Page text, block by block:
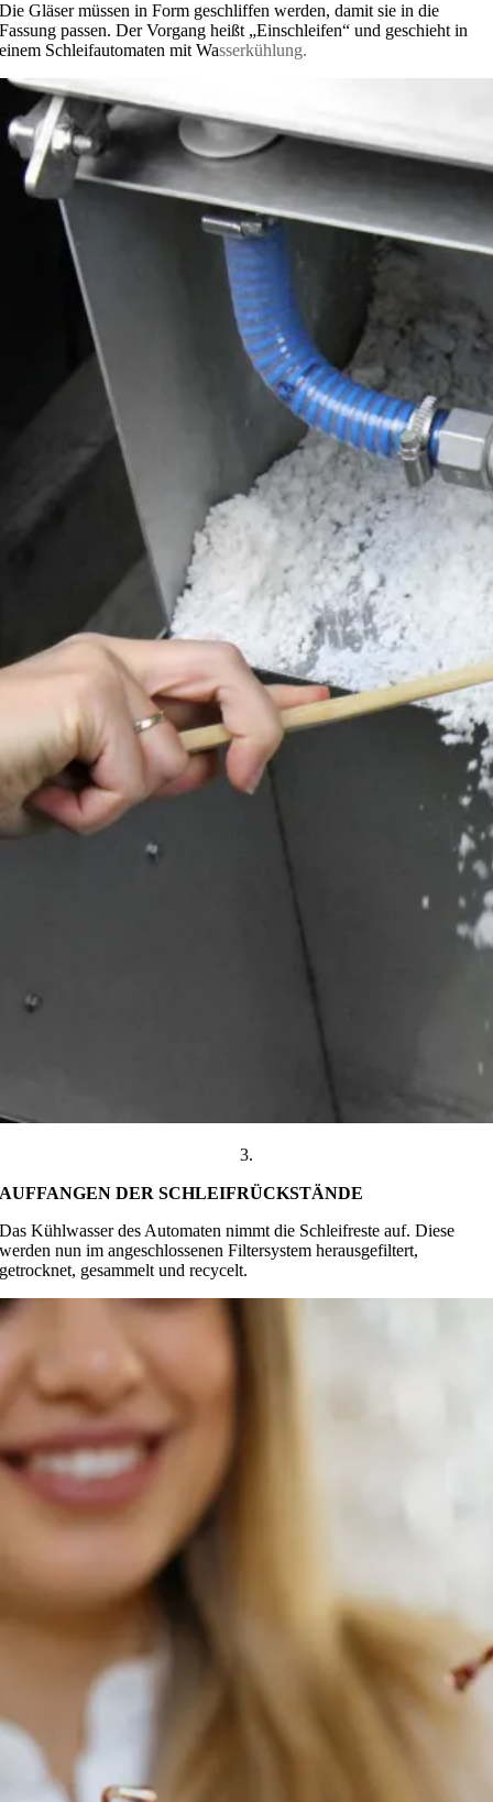
Die Gläser müssen in Form geschliffen werden, damit sie in die
Fassung passen. Der Vorgang heißt „Einschleifen“ und geschieht in
einem Schleifautomaten mit Wasserkühlung.
3.
AUFFANGEN DER SCHLEIFRÜCKSTÄNDE
Das Kühlwasser des Automaten nimmt die Schleifreste auf. Diese
werden nun im angeschlossenen Filtersystem herausgefiltert,
getrocknet, gesammelt und recycelt.